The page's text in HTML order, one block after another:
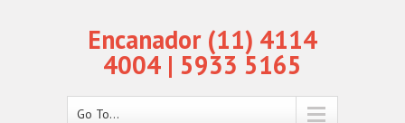
Encanador (11) 4114
4004 | 5933 5165
Go To...